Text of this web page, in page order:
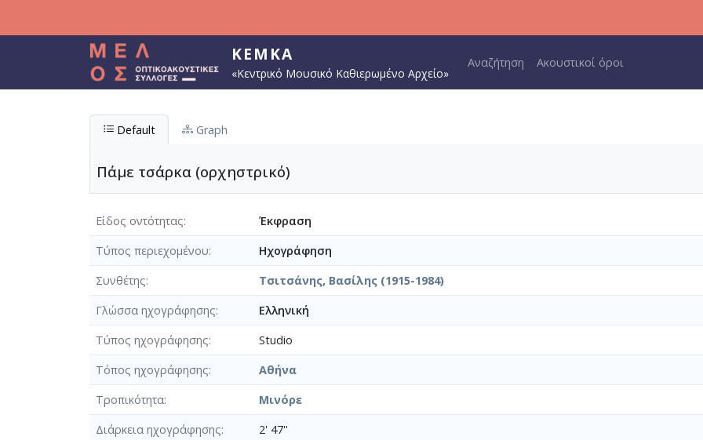
ΚΕΜΚΑ
«Κεντρικό Μουσικό Καθιερωμένο Αρχείο»
Main navigation
Αναζήτηση Ακουστικοί όροι
Default Graph
Πάμε τσάρκα (ορχηστρικό)
Είδος οντότητας
Έκφραση
Τύπος περιεχομένου
Ηχογράφηση
Συνθέτης
Τσιτσάνης, Βασίλης (1915-1984)
Γλώσσα ηχογράφησης
Ελληνική
Τύπος ηχογράφησης
Studio
Τόπος ηχογράφησης
Αθήνα
Τροπικότητα
Μινόρε
Διάρκεια ηχογράφησης
2' 47''